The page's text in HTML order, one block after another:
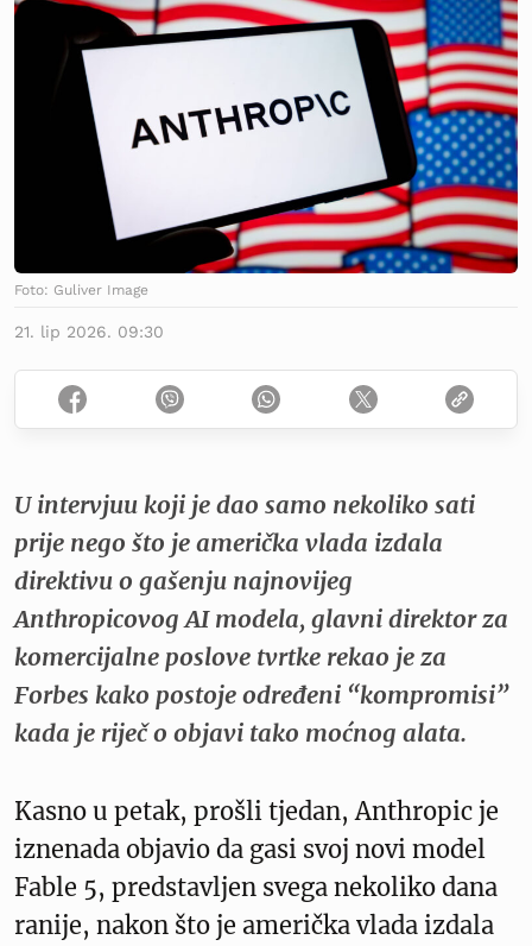
Foto: Guliver Image
21. lip 2026. 09:30
U intervjuu koji je dao samo nekoliko sati
prije nego što je američka vlada izdala
direktivu o gašenju najnovijeg
Anthropicovog AI modela, glavni direktor za
komercijalne poslove tvrtke rekao je za
Forbes kako postoje određeni “kompromisi”
kada je riječ o objavi tako moćnog alata.
Kasno u petak, prošli tjedan, Anthropic je
iznenada objavio da gasi svoj novi model
Fable 5, predstavljen svega nekoliko dana
ranije, nakon što je američka vlada izdala